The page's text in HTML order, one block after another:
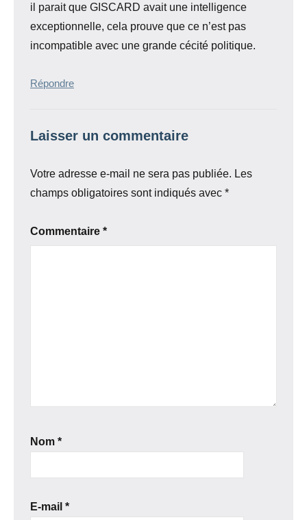
il parait que GISCARD avait une intelligence
exceptionnelle, cela prouve que ce n’est pas
incompatible avec une grande cécité politique.
Répondre
Laisser un commentaire
Votre adresse e-mail ne sera pas publiée. Les
champs obligatoires sont indiqués avec *
Commentaire *
Nom *
E-mail *